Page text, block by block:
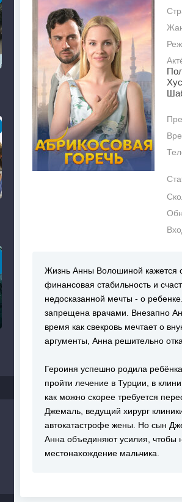
Жизнь Анны Волошиной кажется
финансовая стабильность и
недосказанной мечты - о
запрещена врачами. Внезапно
время как свекровь мечтает о
аргументы, Анна решительно
Героиня успешно родила
пройти лечение в Турции, в
как можно скорее требуется
Джемаль, ведущий хирург
автокатастрофе жены. Но сын
Анна объединяют усилия, чтобы
местонахождение мальчика.